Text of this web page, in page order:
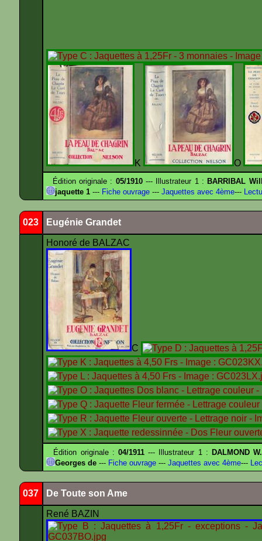
K O
Édition originale : 05/1910--- Illustrateur 1 : BARRIBAL
jaquette 1 --- Fiche ouvrage --- Jaquettes avec 4ème---
023 Eugénie Grandet
Honoré de BALZAC
C
Édition originale :04/1911 --- Illustrateur 1 : DALMOND W.
Georges de --- Fiche ouvrage --- Jaquettes avec 4ème---
037 De Toute son Ame
René BAZIN